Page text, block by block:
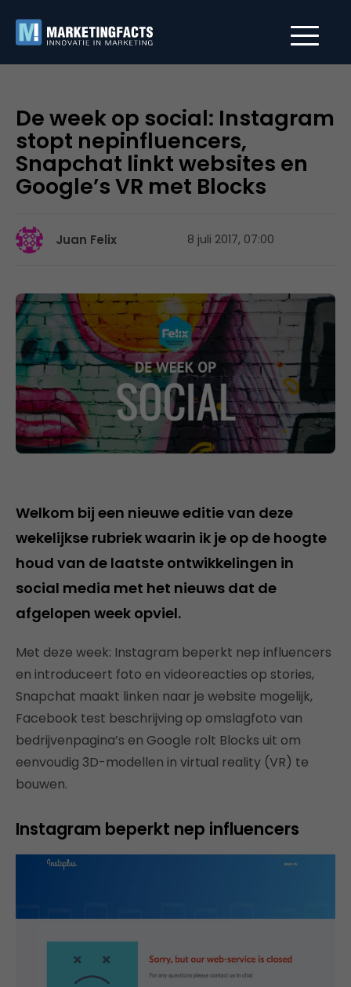
De week op social: Instagram
stopt nepinfluencers,
Snapchat linkt websites en
Google’s VR met Blocks
Juan Felix 8 juli 2017, 07:00
Welkom bij een nieuwe editie van deze
wekelijkse rubriek waarin ik je op de hoogte
houd van de laatste ontwikkelingen in
social media met het nieuws dat de
afgelopen week opviel.
Met deze week: Instagram beperkt nep influencers
en introduceert foto en videoreacties op stories,
Snapchat maakt linken naar je website mogelijk,
Facebook test beschrijving op omslagfoto van
bedrijvenpagina’s en Google rolt Blocks uit om
eenvoudig 3D-modellen in virtual reality (VR) te
bouwen.
Instagram beperkt nep influencers